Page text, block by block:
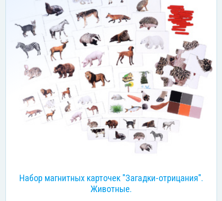
Набор магнитных карточек "Загадки-отрицания".
Животные.